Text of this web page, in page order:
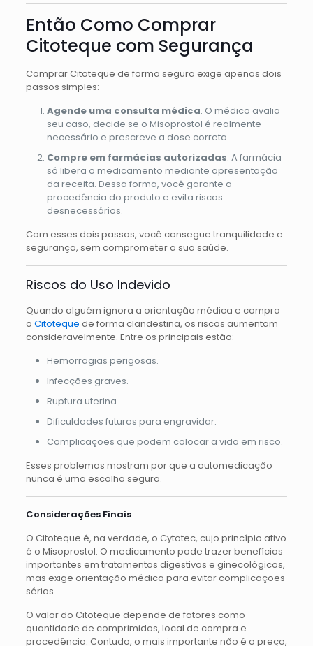
Então Como Comprar
Citoteque com Segurança
Comprar Citoteque de forma segura exige apenas dois
passos simples:
Agende uma consulta médica. O médico avalia
seu caso, decide se o Misoprostol é realmente
necessário e prescreve a dose correta.
Compre em farmácias autorizadas. A farmácia
só libera o medicamento mediante apresentação
da receita. Dessa forma, você garante a
procedência do produto e evita riscos
desnecessários.
Com esses dois passos, você consegue tranquilidade e
segurança, sem comprometer a sua saúde.
Riscos do Uso Indevido
Quando alguém ignora a orientação médica e compra
o Citoteque de forma clandestina, os riscos aumentam
consideravelmente. Entre os principais estão:
Hemorragias perigosas.
Infecções graves.
Ruptura uterina.
Dificuldades futuras para engravidar.
Complicações que podem colocar a vida em risco.
Esses problemas mostram por que a automedicação
nunca é uma escolha segura.
Considerações Finais
O Citoteque é, na verdade, o Cytotec, cujo princípio ativo
é o Misoprostol. O medicamento pode trazer benefícios
importantes em tratamentos digestivos e ginecológicos,
mas exige orientação médica para evitar complicações
sérias.
O valor do Citoteque depende de fatores como
quantidade de comprimidos, local de compra e
procedência. Contudo, o mais importante não é o preço,